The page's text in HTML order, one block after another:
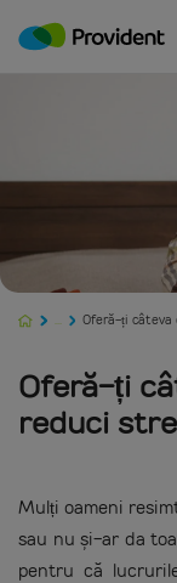
... Oferă-ți câteva
Oferă-ți
reduci
Mulți oameni
sau nu și-ar da
pentru că